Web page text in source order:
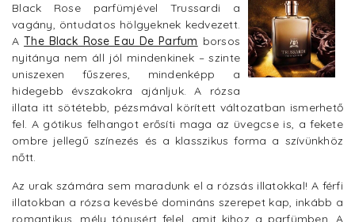
Black Rose parfümjével Trussardi a
vagány, öntudatos hölgyeknek kedvezett.
AThe Black Rose Eau De Parfum borsos
nyitánya nem áll jól mindenkinek – szinte
uniszexen fűszeres, mindenképp a
hidegebb évszakokra ajánljuk. A rózsa
illata itt sötétebb, pézsmával körített változatban ismerhető
fel. A gótikus felhangot erősíti maga az üvegcse is, a fekete
ombre jellegű színezés és a klasszikus forma a szívünkhöz
nőtt.
Az urak számára sem maradunk el a rózsás illatokkal! A férfi
illatokban a rózsa kevésbé domináns szerepet kap, inkább a
romantikus, mély tónusért felel, amit kihoz a parfümben. A